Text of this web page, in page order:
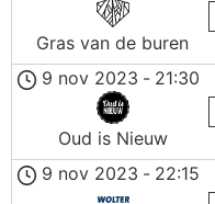
Gras van de buren
9 nov 2023 - 21:30
Oud is Nieuw
9 nov 2023 - 22:15